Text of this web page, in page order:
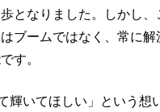
となりました。しかし
ブームではなく、常に
す。
輝いてほしい」という